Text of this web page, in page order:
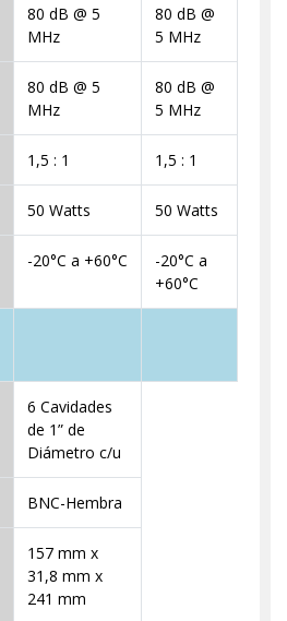
80 dB @ 5
MHz
80 dB @
5 MHz
80 dB @ 5
MHz
80 dB @
5 MHz
1,5 : 1 1,5 : 1
50 Watts 50 Watts
-20°C a +60°C
-20°C a
+60°C
6 Cavidades
de 1” de
Diámetro c/u
BNC-Hembra
157 mm x
31,8 mm x
241 mm